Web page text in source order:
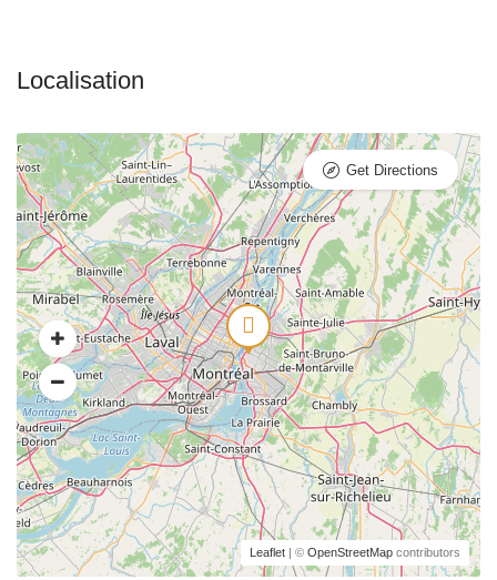
Leaflet | © OpenStreetMap contributors
Get Directions